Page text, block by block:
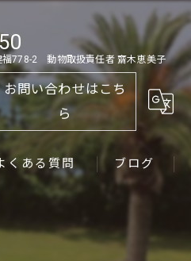
福778-2 動物取扱責任者 齋木恵美子
お問い合わせはこち
ら
くある質問 ブログ